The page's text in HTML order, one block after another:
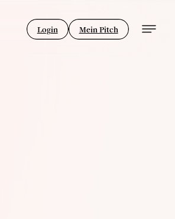
Login Mein Pitch